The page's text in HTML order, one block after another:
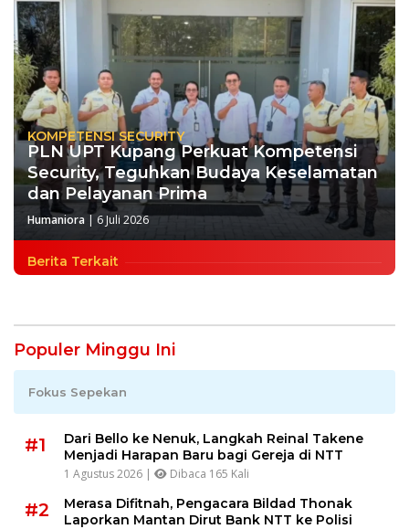
KOMPETENSI SECURITY
PLN UPT Kupang Perkuat Kompetensi
Security, Teguhkan Budaya Keselamatan
dan Pelayanan Prima
Humaniora | 6 Juli 2026
Berita Terkait
Populer Minggu Ini
Fokus Sepekan
#1
Dari Bello ke Nenuk, Langkah Reinal Takene
Menjadi Harapan Baru bagi Gereja di NTT
1 Agustus 2026 | Dibaca 165 Kali
#2
Merasa Difitnah, Pengacara Bildad Thonak
Laporkan Mantan Dirut Bank NTT ke Polisi